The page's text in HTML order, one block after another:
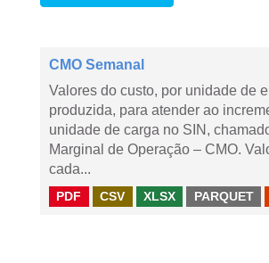
CMO Semanal
Valores do custo, por unidade de
produzida, para atender ao
unidade de carga no SIN,
Marginal de Operação – CMO.
cada...
PDF CSV XLSX PARQUET